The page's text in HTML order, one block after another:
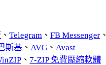
、 Telegram、 FB Messenger、
斯基、 AVG、 Avast
、 7-ZIP 免費壓縮軟體